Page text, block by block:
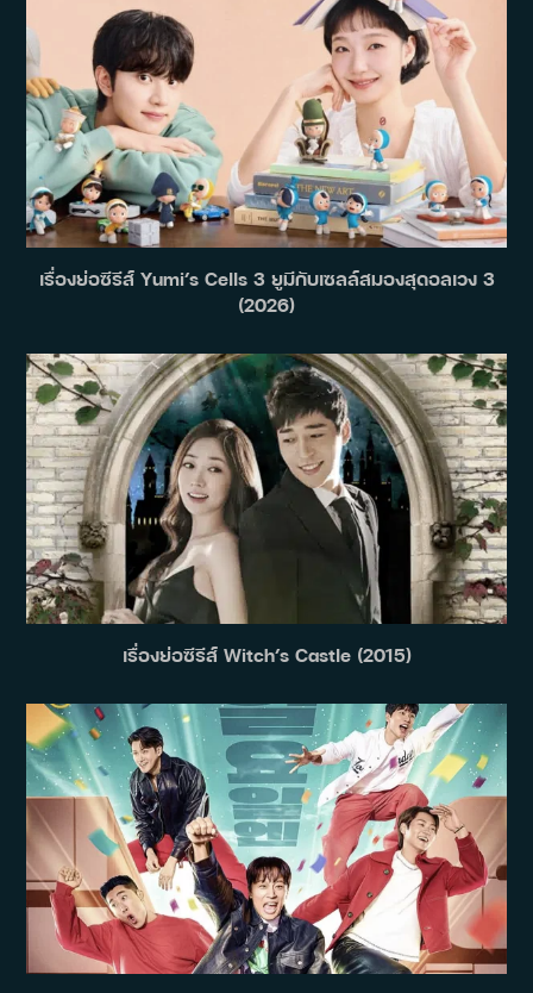
เรื่องย่อซีรีส์ Yumi’s Cells 3 ยูมีกับเซลล์สมองสุดอลเวง 3
(2026)
เรื่องย่อซีรีส์ Witch’s Castle (2015)